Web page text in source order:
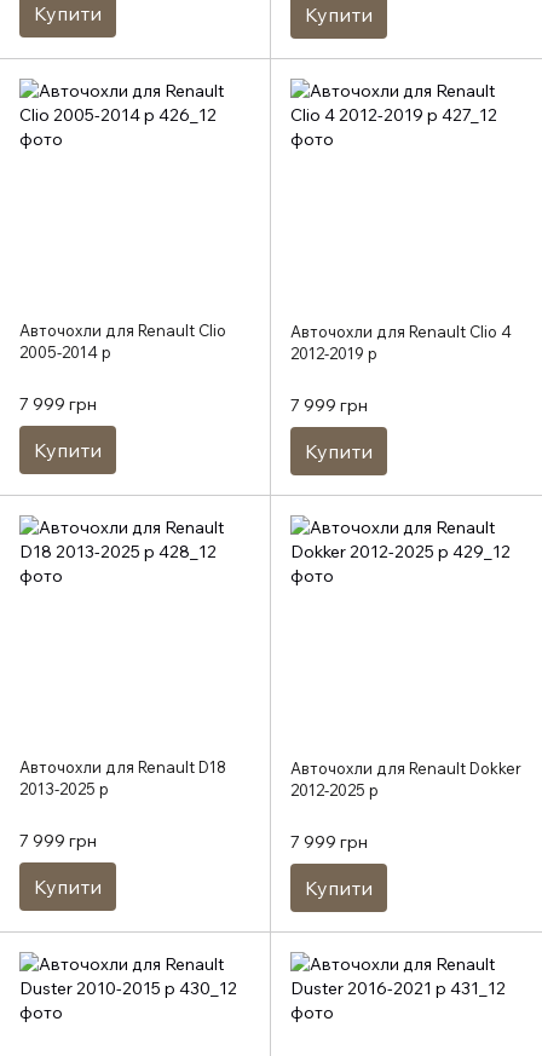
Купити Купити
Авточохли для Renault Clio
2005-2014 р
7 999 грн
Купити
Авточохли для Renault Clio 4
2012-2019 р
7 999 грн
Купити
Авточохли для Renault D18
2013-2025 р
7 999 грн
Купити
Авточохли для Renault Dokker
2012-2025 р
7 999 грн
Купити